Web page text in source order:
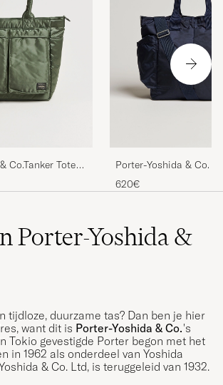
Co.Tanker Tote
Porter-Yoshida & Co.
Tote Bag Navy Blue
620€
Porter-Yoshida &
tijdloze, duurzame tas? Dan ben je hier
want dit is Porter-Yoshida & Co.'s
Tokio gevestigde Porter begon met het
in 1962 als onderdeel van Yoshida
& Co. Ltd, is teruggeleid van 1932.